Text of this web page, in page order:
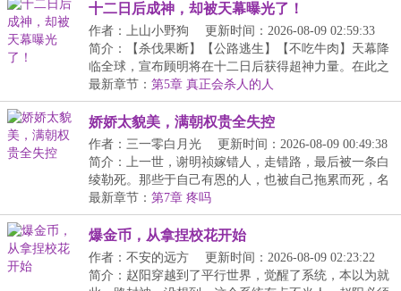
十二日后成神，却被天幕曝光了！
作者：上山小野狗
更新时间：2026-08-09 02:59:33
简介：【杀伐果断】【公路逃生】【不吃牛肉】天幕降
临全球，宣布顾明将在十二日后获得超神力量。在此之
前...
最新章节： 第5章 真正会杀人的人
娇娇太貌美，满朝权贵全失控
作者：三一零白月光
更新时间：2026-08-09 00:49:38
简介：上一世，谢明祯嫁错人，走错路，最后被一条白
绫勒死。那些于自己有恩的人，也被自己拖累而死，名
声...
最新章节： 第7章 疼吗
爆金币，从拿捏校花开始
作者：不安的远方
更新时间：2026-08-09 02:23:22
简介：赵阳穿越到了平行世界，觉醒了系统，本以为就